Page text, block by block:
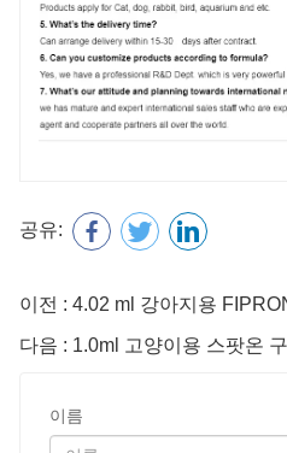
공유:
이전 : 4.02 ml 강아지용
다음 : 1.0ml 고양이용 스팟온
이름